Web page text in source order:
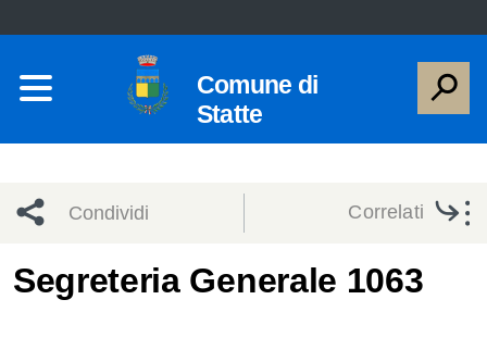
Comune di
Statte
Condividi
Condividi
Condividi
Correlati
Segreteria Generale 1063